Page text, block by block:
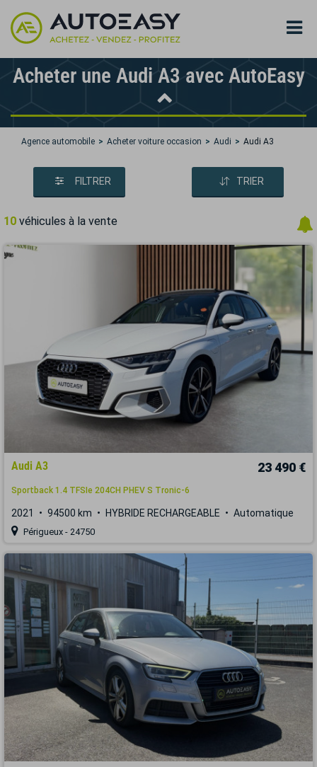
Acheter une Audi A3 avec AutoEasy
Agence automobile Acheter voiture occasion Audi Audi A3
FILTRER TRIER
10 véhicules à la vente
Audi A3 23 490 €
Sportback 1.4 TFSIe 204CH PHEV S Tronic-6
2021 94500 km HYBRIDE RECHARGEABLE Automatique
Périgueux - 24750